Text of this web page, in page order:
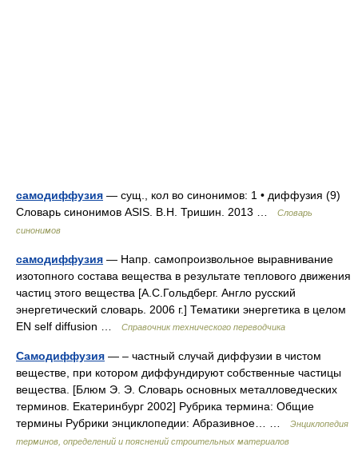
самодиффузия — сущ., кол во синонимов: 1 • диффузия (9)
Словарь синонимов ASIS. В.Н. Тришин. 2013 …
Словарь
синонимов
самодиффузия — Напр. самопроизвольное выравнивание
изотопного состава вещества в результате теплового движения
частиц этого вещества [А.С.Гольдберг. Англо русский
энергетический словарь. 2006 г.] Тематики энергетика в целом
EN self diffusion …
Справочник технического переводчика
Самодиффузия — – частный случай диффузии в чистом
веществе, при котором диффундируют собственные частицы
вещества. [Блюм Э. Э. Словарь основных металловедческих
терминов. Екатеринбург 2002] Рубрика термина: Общие
термины Рубрики энциклопедии: Абразивное… …
Энциклопедия
терминов, определений и пояснений строительных материалов